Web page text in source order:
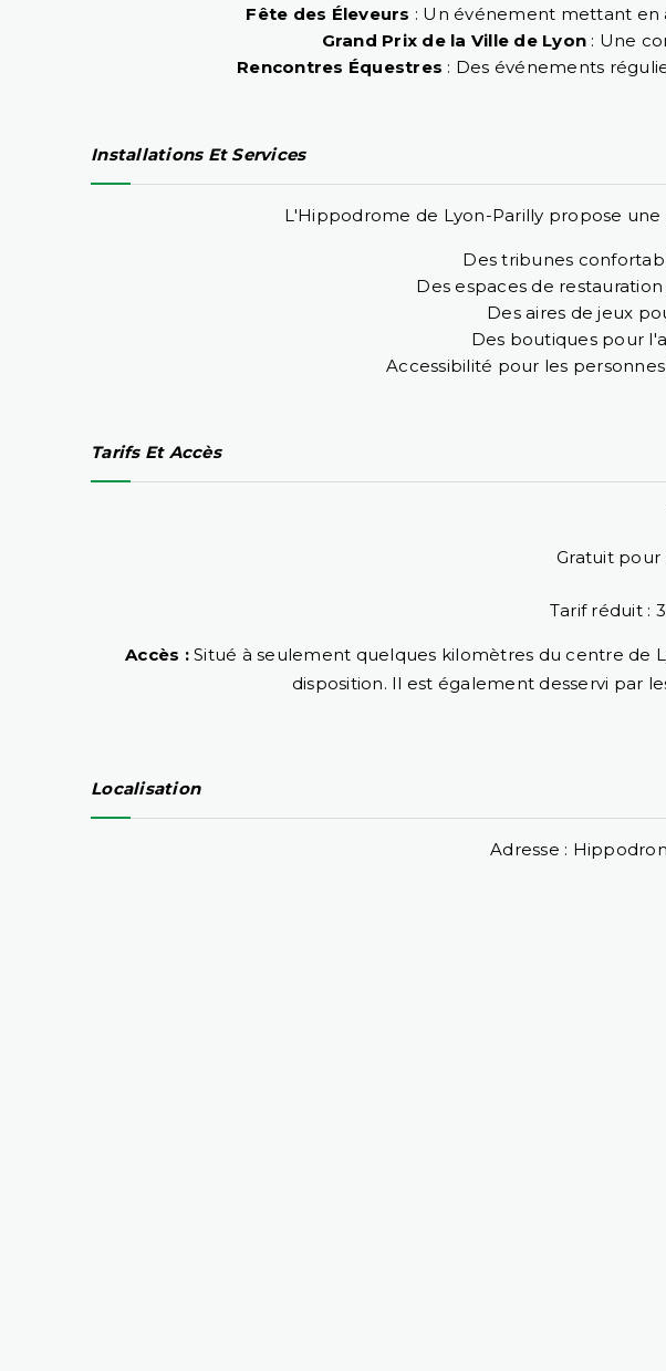
Fête des Éleveurs : Un événement mettant en
Grand Prix de la Ville de Lyon : Une
Rencontres Équestres : Des événements
Installations Et Services
L'Hippodrome de Lyon-Parilly propose
Des tribunes
Des espaces de
Des aires de jeux
Des boutiques pour
Accessibilité pour les
Tarifs Et Accès
Gratuit pour
Tarif réduit :
Accès :Situé à seulement quelques kilomètres du centre de
disposition. Il est également desservi par
Localisation
Adresse :